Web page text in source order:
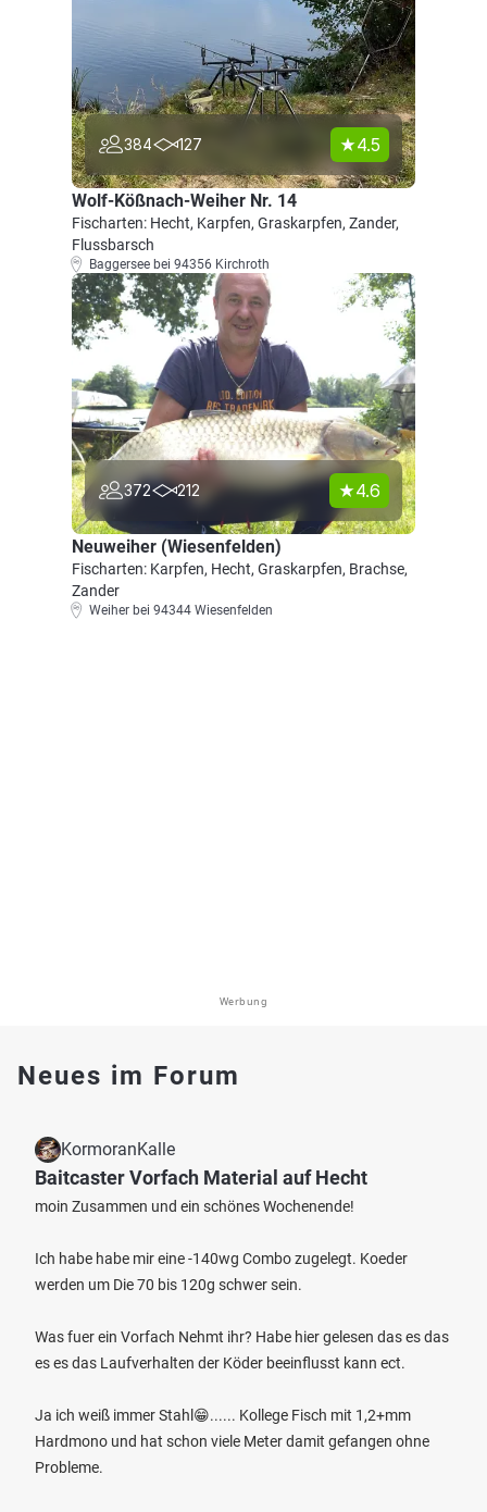
384 127 4.5
Wolf-Kößnach-Weiher Nr. 14
Fischarten: Hecht, Karpfen, Graskarpfen, Zander,
Flussbarsch
Baggersee bei 94356 Kirchroth
372 212 4.6
Neuweiher (Wiesenfelden)
Fischarten: Karpfen, Hecht, Graskarpfen, Brachse,
Zander
Weiher bei 94344 Wiesenfelden
Werbung
Neues im Forum
KormoranKalle
Baitcaster Vorfach Material auf Hecht
moin Zusammen und ein schönes Wochenende!
Ich habe habe mir eine -140wg Combo zugelegt. Koeder
werden um Die 70 bis 120g schwer sein.
Was fuer ein Vorfach Nehmt ihr? Habe hier gelesen das es das
es es das Laufverhalten der Köder beeinflusst kann ect.
Ja ich weiß immer Stahl😁...... Kollege Fisch mit 1,2+mm
Hardmono und hat schon viele Meter damit gefangen ohne
Probleme.